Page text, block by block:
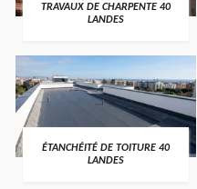
TRAVAUX DE CHARPENTE 40
LANDES
ÉTANCHÉITÉ DE TOITURE 40
LANDES